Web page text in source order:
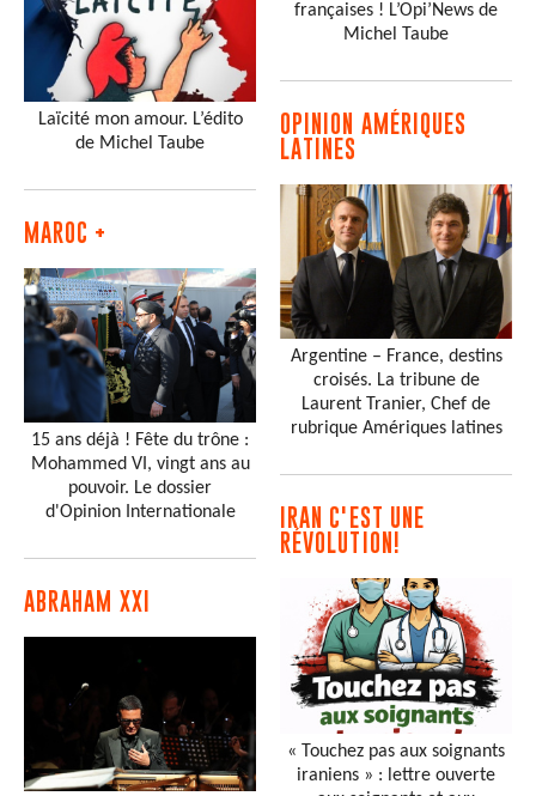
Laïcité mon amour. L’édito
de Michel Taube
MAROC +
15 ans déjà ! Fête du trône :
Mohammed VI, vingt ans au
pouvoir. Le dossier
d'Opinion Internationale
ABRAHAM XXI
françaises ! L’Opi’News de
Michel Taube
OPINION AMÉRIQUES
LATINES
Argentine – France, destins
croisés. La tribune de
Laurent Tranier, Chef de
rubrique Amériques latines
IRAN C'EST UNE
RÉVOLUTION!
« Touchez pas aux soignants
iraniens » : lettre ouverte